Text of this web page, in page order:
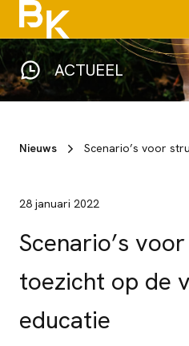
ACTUEEL
Nieuws
28 januari 2022
Scenario’s
toezicht op de
educatie